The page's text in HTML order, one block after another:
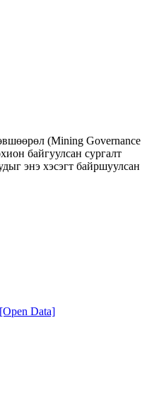
(Mining Governance
байгуулсан сургалт
энэ хэсэгт байршуулсан